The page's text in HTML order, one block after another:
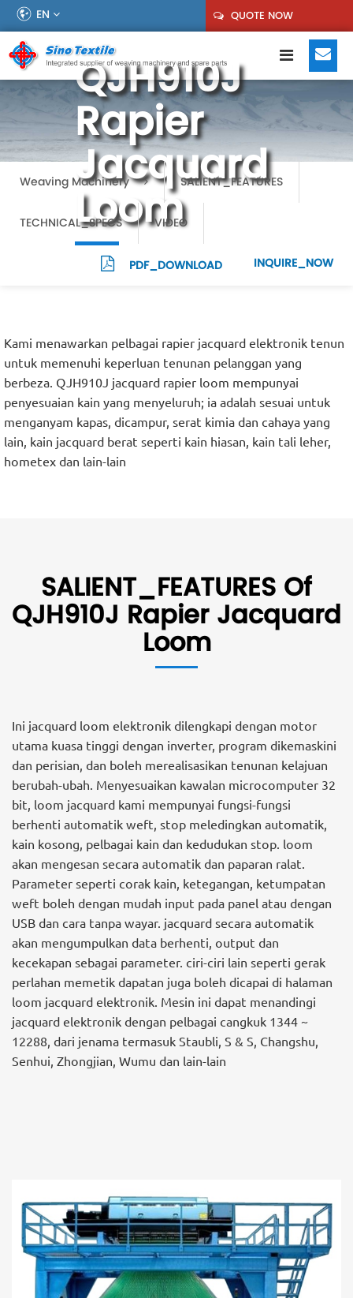
EN QUOTE NOW
QJH910J
Rapier
Jacquard
Loom
Weaving Machinery SALIENT_FEATURES
TECHNICAL_SPECS VIDEO
PDF_DOWNLOAD INQUIRE_NOW
Kami menawarkan pelbagai rapier jacquard elektronik tenun
untuk memenuhi keperluan tenunan pelanggan yang
berbeza. QJH910J jacquard rapier loom mempunyai
penyesuaian kain yang menyeluruh; ia adalah sesuai untuk
menganyam kapas, dicampur, serat kimia dan cahaya yang
lain, kain jacquard berat seperti kain hiasan, kain tali leher,
hometex dan lain-lain
SALIENT_FEATURES Of
QJH910J Rapier Jacquard
Loom
Ini jacquard loom elektronik dilengkapi dengan motor
utama kuasa tinggi dengan inverter, program dikemaskini
dan perisian, dan boleh merealisasikan tenunan kelajuan
berubah-ubah. Menyesuaikan kawalan microcomputer 32
bit, loom jacquard kami mempunyai fungsi-fungsi
berhenti automatik weft, stop meledingkan automatik,
kain kosong, pelbagai kain dan kedudukan stop. loom
akan mengesan secara automatik dan paparan ralat.
Parameter seperti corak kain, ketegangan, ketumpatan
weft boleh dengan mudah input pada panel atau dengan
USB dan cara tanpa wayar. jacquard secara automatik
akan mengumpulkan data berhenti, output dan
kecekapan sebagai parameter. ciri-ciri lain seperti gerak
perlahan memetik dapatan juga boleh dicapai di halaman
loom jacquard elektronik. Mesin ini dapat menandingi
jacquard elektronik dengan pelbagai cangkuk 1344 ~
12288, dari jenama termasuk Staubli, S & S, Changshu,
Senhui, Zhongjian, Wumu dan lain-lain